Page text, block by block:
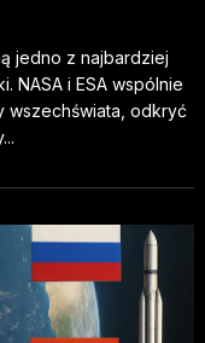
jedno z najbardziej
NASA i ESA wspólnie
wszechświata, odkryć